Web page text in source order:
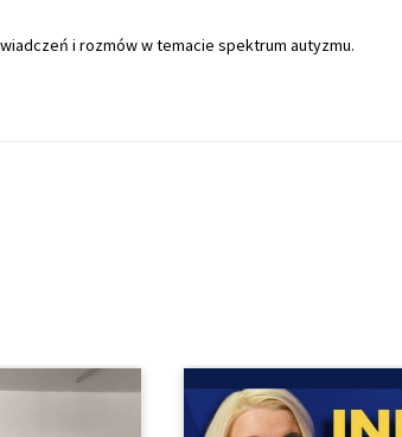
i rozmów w temacie spektrum autyzmu.